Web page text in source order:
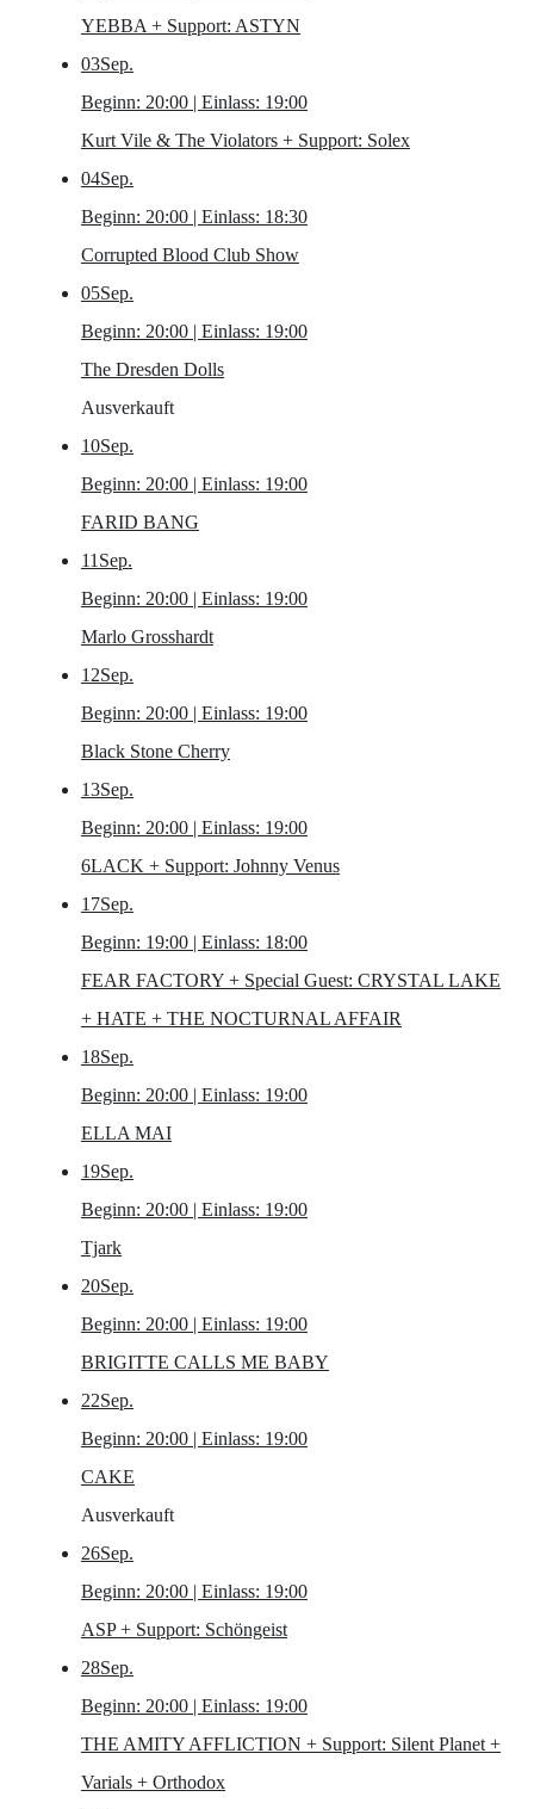
YEBBA + Support: ASTYN
03Sep.
Beginn: 20:00 | Einlass: 19:00
Kurt Vile & The Violators + Support: Solex
04Sep.
Beginn: 20:00 | Einlass: 18:30
Corrupted Blood Club Show
05Sep.
Beginn: 20:00 | Einlass: 19:00
The Dresden Dolls
Ausverkauft
10Sep.
Beginn: 20:00 | Einlass: 19:00
FARID BANG
11Sep.
Beginn: 20:00 | Einlass: 19:00
Marlo Grosshardt
12Sep.
Beginn: 20:00 | Einlass: 19:00
Black Stone Cherry
13Sep.
Beginn: 20:00 | Einlass: 19:00
6LACK + Support: Johnny Venus
17Sep.
Beginn: 19:00 | Einlass: 18:00
FEAR FACTORY + Special Guest: CRYSTAL LAKE
+ HATE + THE NOCTURNAL AFFAIR
18Sep.
Beginn: 20:00 | Einlass: 19:00
ELLA MAI
19Sep.
Beginn: 20:00 | Einlass: 19:00
Tjark
20Sep.
Beginn: 20:00 | Einlass: 19:00
BRIGITTE CALLS ME BABY
22Sep.
Beginn: 20:00 | Einlass: 19:00
CAKE
Ausverkauft
26Sep.
Beginn: 20:00 | Einlass: 19:00
ASP + Support: Schöngeist
28Sep.
Beginn: 20:00 | Einlass: 19:00
THE AMITY AFFLICTION + Support: Silent Planet +
Varials + Orthodox